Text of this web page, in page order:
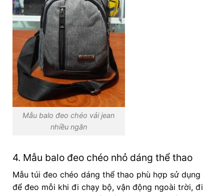
Mẫu balo đeo chéo vải jean
nhiều ngăn
4. Mẫu balo đeo chéo nhỏ dáng thể thao
Mẫu túi đeo chéo dáng thể thao phù hợp sử dụng
để đeo mỗi khi đi chạy bộ, vận động ngoài trời, đi